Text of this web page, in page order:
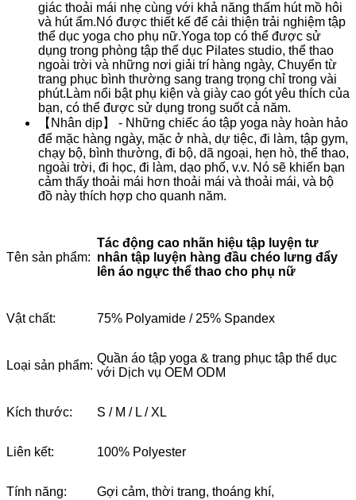
giác thoải mái nhẹ cùng với khả năng thấm hút mồ hôi
và hút ẩm.Nó được thiết kế để cải thiện trải nghiệm tập
thể dục yoga cho phụ nữ.Yoga top có thể được sử
dụng trong phòng tập thể dục Pilates studio, thể thao
ngoài trời và những nơi giải trí hàng ngày, Chuyển từ
trang phục bình thường sang trang trọng chỉ trong vài
phút.Làm nổi bật phụ kiện và giày cao gót yêu thích của
bạn, có thể được sử dụng trong suốt cả năm.
【Nhân dịp】 - Những chiếc áo tập yoga này hoàn hảo
để mặc hàng ngày, mặc ở nhà, dự tiệc, đi làm, tập gym,
chạy bộ, bình thường, đi bộ, dã ngoại, hẹn hò, thể thao,
ngoài trời, đi học, đi làm, dạo phố, v.v. Nó sẽ khiến bạn
cảm thấy thoải mái hơn thoải mái và thoải mái, và bộ
đồ này thích hợp cho quanh năm.
Tên sản phẩm:
Tác động cao nhãn hiệu tập luyện tư
nhân tập luyện hàng đầu chéo lưng đẩy
lên áo ngực thể thao cho phụ nữ
Vật chất: 75% Polyamide / 25% Spandex
Loại sản phẩm:
Quần áo tập yoga & trang phục tập thể dục
với Dịch vụ OEM ODM
Kích thước: S / M / L / XL
Liên kết: 100% Polyester
Tính năng: Gợi cảm, thời trang, thoáng khí,